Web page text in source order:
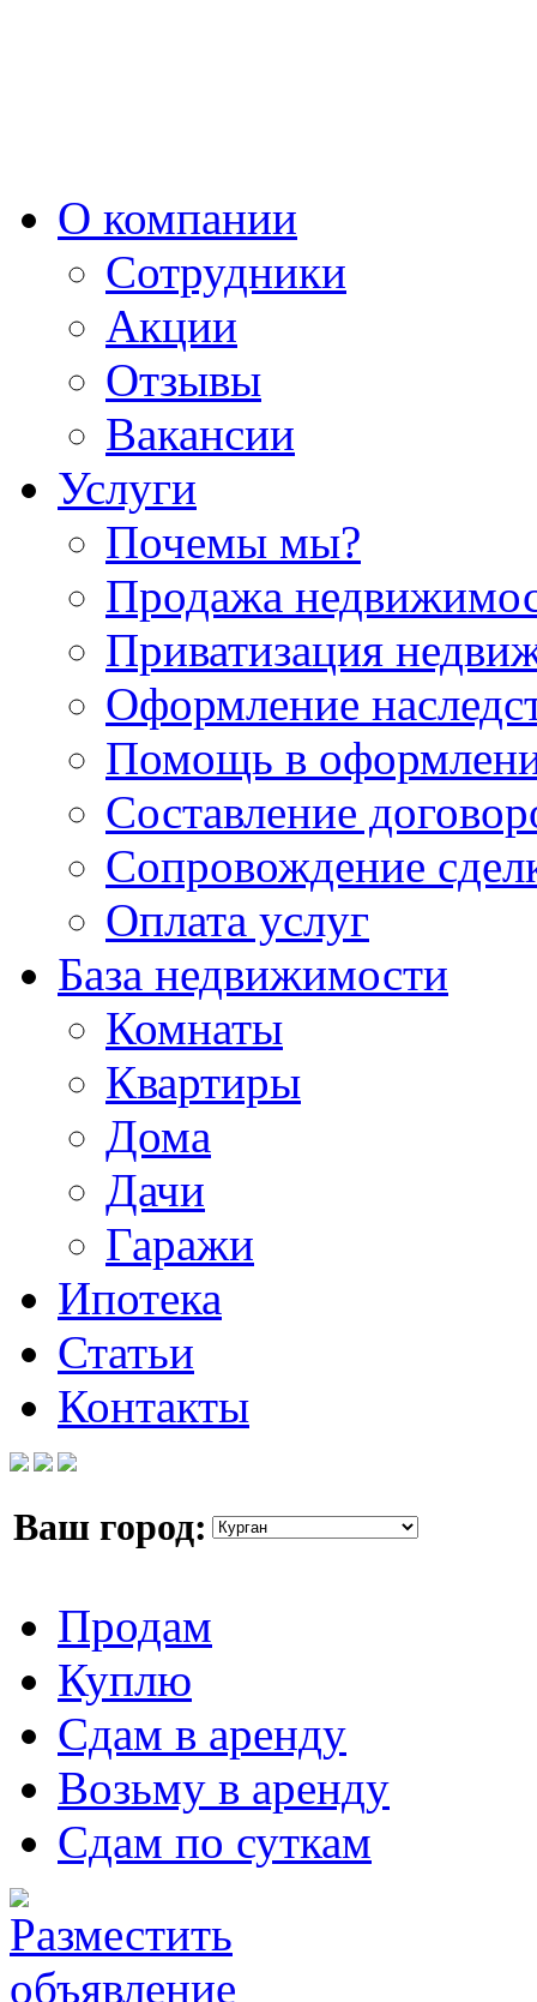
О компании
Сотрудники
Акции
Отзывы
Вакансии
Услуги
Почемы мы?
Продажа
Приватизация
Оформление
Помощь в
Составление
Сопровождение
Оплата услуг
База недвижимости
Комнаты
Квартиры
Дома
Дачи
Гаражи
Ипотека
Статьи
Контакты
Ваш город:
Продам
Куплю
Сдам в аренду
Возьму в аренду
Сдам по суткам